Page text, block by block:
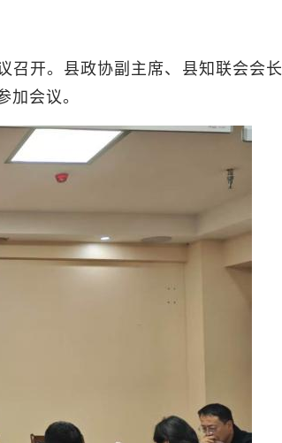
召开。县政协副主席、县知联会会长
加会议。